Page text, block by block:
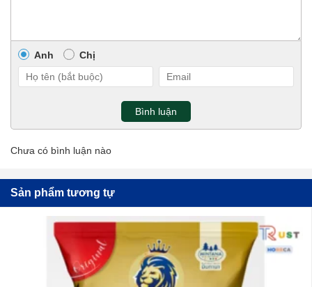
Anh Chị
Bình luận
Chưa có bình luận nào
Sản phẩm tương tự